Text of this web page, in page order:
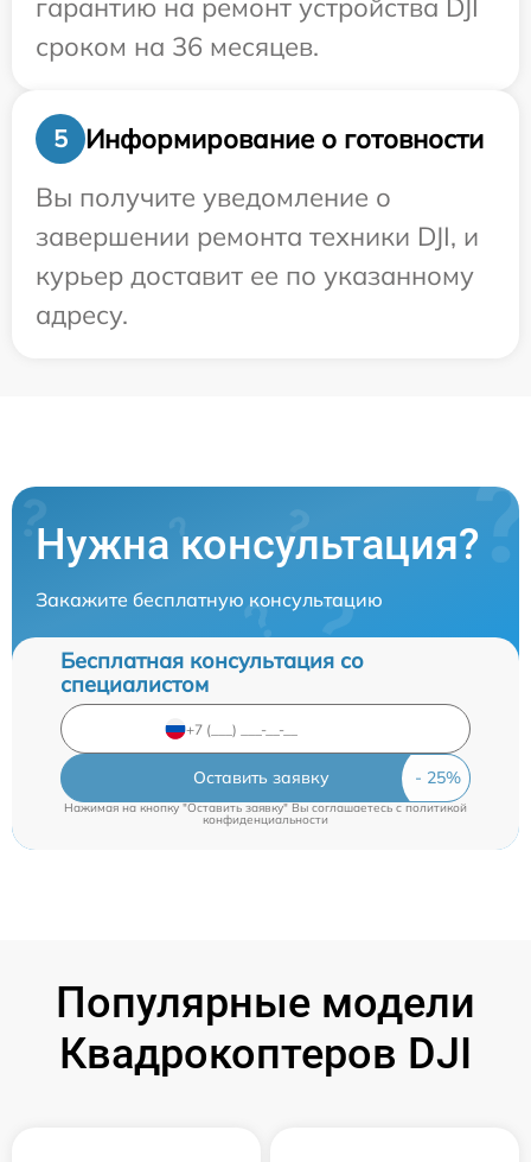
гарантию на ремонт устройства DJI
сроком на 36 месяцев.
5
Информирование о готовности
Вы получите уведомление о
завершении ремонта техники DJI, и
курьер доставит ее по указанному
адресу.
Нужна консультация?
Закажите бесплатную консультацию
Бесплатная консультация со
специалистом
Оставить заявку
Нажимая на кнопку "Оставить заявку" Вы соглашаетесь c политикой
конфиденциальности
Популярные модели
Квадрокоптеров DJI